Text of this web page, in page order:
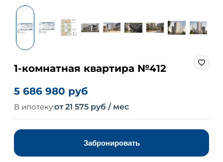
1-комнатная квартира №412
5 686 980 руб
В ипотеку:от 21 575 руб / мес
Забронировать